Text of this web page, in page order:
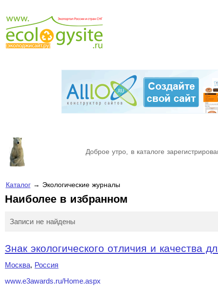
Доброе утро, в каталоге
Каталог→ Экологические журналы
Наиболее в избранном
Записи не найдены
Знак экологического отличия и качества
Москва, Россия
www.e3awards.ru/Home.aspx